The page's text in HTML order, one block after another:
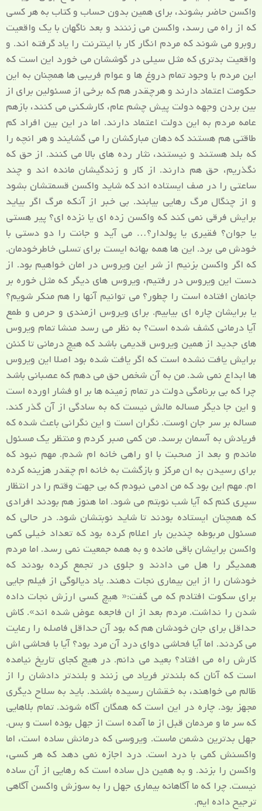
واکسن حاضر بشوند، برای همین بدون حساب و کتاب به هر کسی
که از راه می رسد، واکسن می زننند و بعد ناگهان با یک واقعیت
روبرو می شوند که مردم انگار کار با اینترنت را یاد گرفته اند. و
واقعیت بدتری که مثل سیلی در گوششان می خورد این است که
این مردم با وجود تمام دروغ ها و عوام فریبی ها همچنان به این
حکومت اعتماد دارند و هرچقدر هم که برخی از مسئولین برای از
بین بردن وجهه دولت پیش چشم عام، کارشکنی می کنند، بازهم
عامه مردم به این دولت اعتماد دارند. اما در این بین افراد کم
طاقتی هم هستند که دهان مبارکشان را می گشایند و هر انچه را
که بلد هستند و نیستند، نثار رده های بالا می کنند. از حق که
نگذریم، حق هم دارند. از کار و زندگیشان مانده اند و چند
ساعتی را در صف ایستاده اند که شاید واکسن قسمتشان بشود
و از چنگال مرگ رهایی بیابند. بی خبر از آنکه مرگ اگر بیاید
برایش فرقی نمی کند که واکسن زده ای یا نزده ای؟ پیر هستی
یا جوان؟ فقیری یا پولدار؟… می آید و جانت را دو دستی با
خودش می برد. این ها همه بهانه ایست برای تسلی خاطرخودمان.
که اگر واکسن بزنیم از شر این ویروس در امان خواهیم بود. از
دست این ویروس در رفتیم، ویروس های دیگر که مثل خوره بر
جانمان افتاده است را چطور؟ می توانیم آنها را هم منکر شویم؟
یا برایشان چاره ای بیابیم. برای ویروس ازمندی و حرص و طمع
آیا درمانی کشف شده است؟ به نظر می رسد منشا تمام ویروس
های جدید از همین ویروس قدیمی باشد که هیچ درمانی تا کنئن
برایش یافت نشده است که اگر یافت شده بود اصلا این ویروس
ها ابداع نمی شد. من به آن شخص حق می دهم که عصبانی باشد
چرا که بی برنامگی دولت در تمام زمینه ها بر او فشار اورده است
و این جا دیگر مساله مالش نیست که به سادگی از آن گذر کند.
مساله بر سر جان اوست. نگران است و این نگرانی باعث شده که
فریادش به آسمان برسد. من کمی صبر کردم و منتظر یک مسئول
ماندم و بعد از صحبت با او راهی خانه ام شدم. مهم نبود که
برای رسیدن به ان مرکز و بازگشت به خانه ام چقدر هزینه کرده
ام. مهم این بود که من ادمی نبودم که بی جهت وقتم را در انتظار
سپری کنم که آیا شب نوبتم می شود. اما هنوز هم بودند افرادی
که همچنان ایستاده بودند تا شاید نوبتشان شود. در حالی که
مسئول مربوطه چندین بار اعلام کرده بود که تعداد خیلی کمی
واکسن برایشان باقی مانده و به همه جمعیت نمی رسد. اما مردم
همدیگر را هل می دادند و جلوی در تجمع کرده بودند که
خودشان را از این بیماری نجات دهند. یاد دیالوگی از فیلم جایی
برای سکوت افتادم که می گفت:« هیچ کسی ارزش نجات داده
شدن را نداشت. مردم بعد از ان فاجعه عوض شده اند». کاش
حداقل برای جان خودشان هم که بود آن حداقل فاصله را رعایت
می کردند. اما آیا فحاشی دوای درد آن مرد بود؟ آیا با فحاشی اش
کارش راه می افتاد؟ بعید می دانم. در هیچ کجای تاریخ نیامده
است که آنان که بلندتر فریاد می زنند و بلندتر دادشان را از
ظالم می خواهند، به خقشان رسیده باشند. باید به سلاح دیگری
مجهز بود. چاره در این است که همگان آگاه شوند. تمام بلاهایی
که سر ما و مردمان قبل از ما آمده است از جهل بوده است و بس.
جهل بدترین دشمن ماست. ویروسی که درمانش ساده است، اما
واکسنش کمی با درد است. درد اجازه نمی دهد که هر کسی،
واکسن را بزند. و به همین دل ساده است که رهایی از آن ساده
نیست. چرا که ما آگاهانه بیماری جهل را به سوزش واکسن آگاهی
ترجیح داده ایم.